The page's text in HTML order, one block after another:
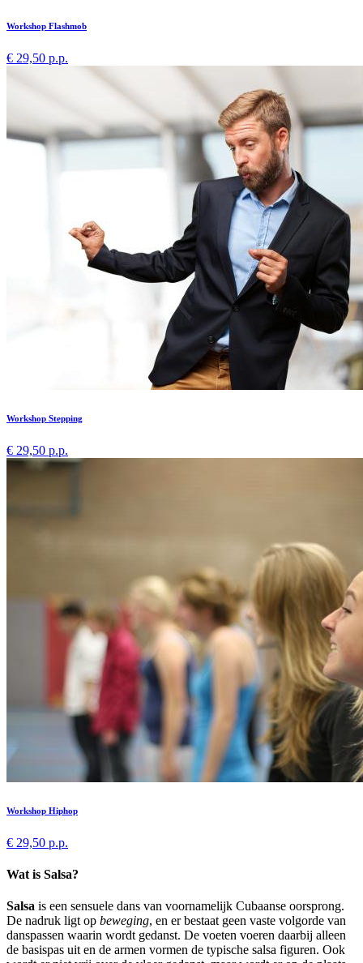
Workshop Flashmob
€ 29,50 p.p.
Workshop Stepping
€ 29,50 p.p.
Workshop Hiphop
€ 29,50 p.p.
Wat is Salsa?
Salsa is een sensuele dans van voornamelijk Cubaanse oorsprong.
De nadruk ligt op beweging, en er bestaat geen vaste volgorde van
danspassen waarin wordt gedanst. De voeten voeren daarbij alleen
de basispas uit en de armen vormen de typische salsa figuren. Ook